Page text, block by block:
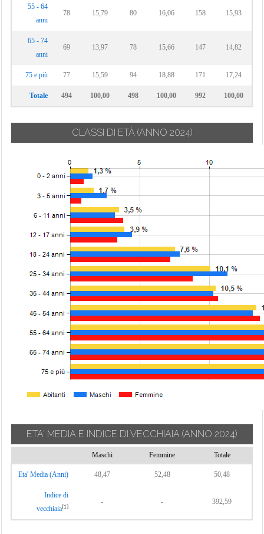
55 - 64
anni
78 15,79 80 16,06 158 15,93
65 - 74
anni
69 13,97 78 15,66 147 14,82
75 e più 77 15,59 94 18,88 171 17,24
Totale 494 100,00 498 100,00 992 100,00
CLASSI DI ETÀ (ANNO 2024)
ETA' MEDIA E INDICE DI VECCHIAIA (ANNO 2024)
Maschi Femmine Totale
Eta' Media (Anni) 48,47 52,48 50,48
Indice di
vecchiaia[1]
- - 392,59